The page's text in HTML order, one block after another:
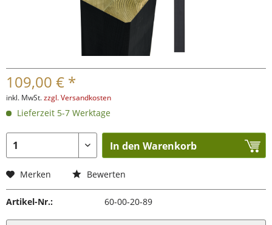
109,00 € *
inkl. MwSt.zzgl. Versandkosten
Lieferzeit 5-7 Werktage
In den Warenkorb
Merken Bewerten
Artikel-Nr.: 60-00-20-89